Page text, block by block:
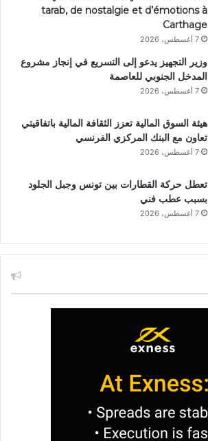
tarab, de nostalgie et d’émotions à
Carthage
7 أغسطس، 2026
وزير التجهيز يدعو إلى التسريع في إنجاز مشروع
المدخل الجنوبي للعاصمة
7 أغسطس، 2026
هيئة السوق المالية تعزز الثقافة المالية باتفاقيتي
تعاون مع البنك المركزي الفرنسي
7 أغسطس، 2026
تعطل حركة القطارات بين تونس وجبل الجلود
بسبب عطب فني
7 أغسطس، 2026